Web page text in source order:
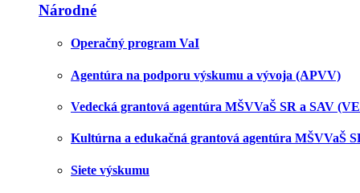
Národné
Operačný program VaI
Agentúra na podporu výskumu a vývoja (APVV)
Vedecká grantová agentúra MŠVVaŠ SR a SAV
Kultúrna a edukačná grantová agentúra MŠVVaŠ
Siete výskumu